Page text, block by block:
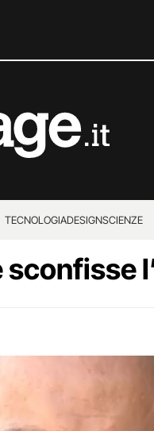
TECNOLOGIADESIGNSCIENZE
sconfisse